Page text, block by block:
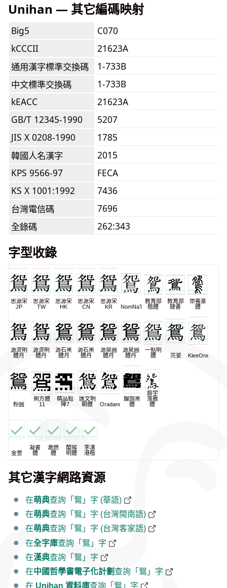
Unihan — 其它編碼映射
Big5
C070
kCCCII
21623A
通用漢字標準交換碼
1-733B
中文標準交換碼
1-733B
kEACC
21623A
GB/T 12345-1990
5207
JIS X 0208-1990
1785
韓國人名漢字
2015
KPS 9566-97
FECA
KS X 1001:1992
7436
台灣電信碼
7696
全錄碼
262:343
字型收錄
思源宋
JP
思源宋
TW
思源宋
HK
思源宋
CN
思源宋
KR
NomNaTong
教育部
楷體
教育部
隸書
崇羲篆
體
源流明
體月
源流明
體丹
源石黑
體月
源石黑
體丹
源泉圓
體月
源泉圓
體丹
一點明
體
芫荽 KleeOne
粉圓
俐方體
11
精品點
陣7
匯文明
朝體
Oradano
饅頭黑
體
辰宇
落雁
體
金萱
凝書
體
激燃
體
蘭陽
明體
李漢
港楷
其它漢字網路資源
在萌典查詢「鴛」字 (華語)
在萌典查詢「鴛」字 (台灣閩南語)
在萌典查詢「鴛」字 (台灣客家語)
在全字庫查詢「鴛」字
在漢典查詢「鴛」字
在中國哲學書電子化計劃查詢「鴛」字
在 Unihan 資料庫查詢「鴛」字